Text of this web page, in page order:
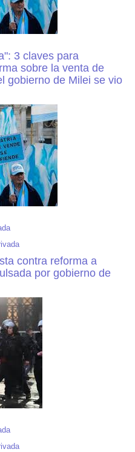
3 claves para
sobre la venta de
gobierno de Milei se vio
contra reforma a
por gobierno de